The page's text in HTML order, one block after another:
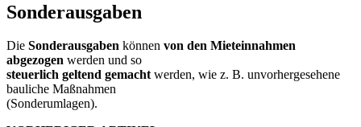
Sonderausgaben
Die Sonderausgaben können von den Mieteinnahmen
abgezogen werden und so
steuerlich geltend gemachtwerden, wie z. B. unvorhergesehene
bauliche Maßnahmen
(Sonderumlagen).